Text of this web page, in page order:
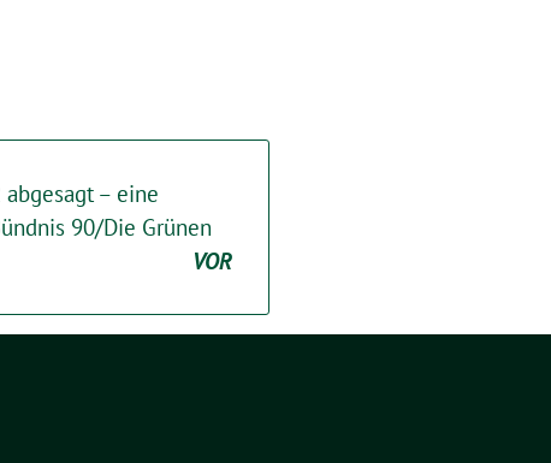
– eine
90/Die Grünen
VOR